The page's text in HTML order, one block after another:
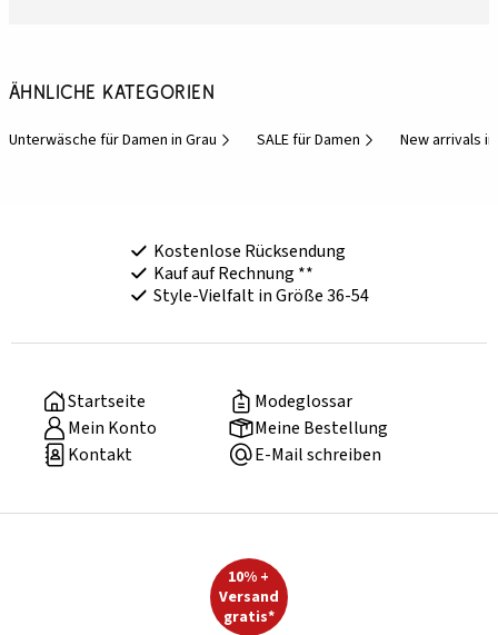
Ähnliche Kategorien
Unterwäsche für Damen in Grau SALE für Damen New arrivals
Kostenlose Rücksendung
Kauf auf Rechnung **
Style-Vielfalt in Größe 36-54
Startseite
Modeglossar
Mein Konto
Meine Bestellung
Kontakt
E-Mail schreiben
10% +
Versand
gratis*